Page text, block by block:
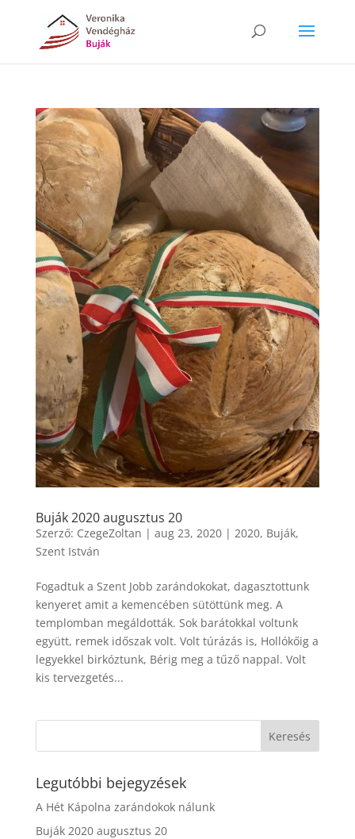
Buják 2020 augusztus 20
Szerző: CzegeZoltan | aug 23, 2020| 2020, Buják,
Szent István
Fogadtuk a Szent Jobb zarándokokat, dagasztottunk
kenyeret amit a kemencében sütöttünk meg. A
templomban megáldották. Sok barátokkal voltunk
együtt, remek időszak volt. Volt túrázás is, Hollókőig a
legyekkel birkóztunk, Bérig meg a tűző nappal. Volt
kis tervezgetés...
Legutóbbi bejegyzések
A Hét Kápolna zarándokok nálunk
Buják 2020 augusztus 20